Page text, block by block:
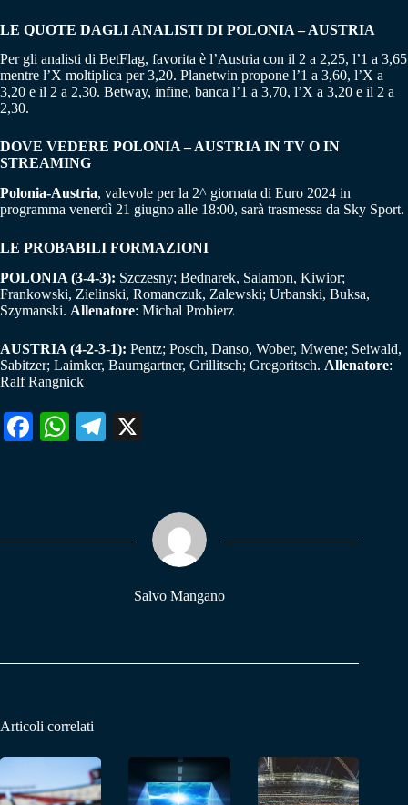
LE QUOTE DAGLI ANALISTI DI POLONIA – AUSTRIA
Per gli analisti di BetFlag, favorita è l’Austria con il 2 a 2,25, l’1 a 3,65
mentre l’X moltiplica per 3,20. Planetwin propone l’1 a 3,60, l’X a
3,20 e il 2 a 2,30. Betway, infine, banca l’1 a 3,70, l’X a 3,20 e il 2 a
2,30.
DOVE VEDERE POLONIA – AUSTRIA IN TV O IN
STREAMING
Polonia-Austria, valevole per la 2^ giornata di Euro 2024 in
programma venerdì 21 giugno alle 18:00, sarà trasmessa da Sky Sport.
LE PROBABILI FORMAZIONI
POLONIA (3-4-3): Szczesny; Bednarek, Salamon, Kiwior;
Frankowski, Zielinski, Romanczuk, Zalewski; Urbanski, Buksa,
Szymanski. Allenatore: Michal Probierz
AUSTRIA (4-2-3-1): Pentz; Posch, Danso, Wober, Mwene; Seiwald,
Sabitzer; Laimker, Baumgartner, Grillitsch; Gregoritsch. Allenatore:
Ralf Rangnick
Fa W
pp
Te
m
Salvo Mangano
Articoli correlati